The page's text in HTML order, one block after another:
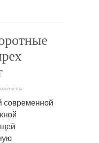
современной